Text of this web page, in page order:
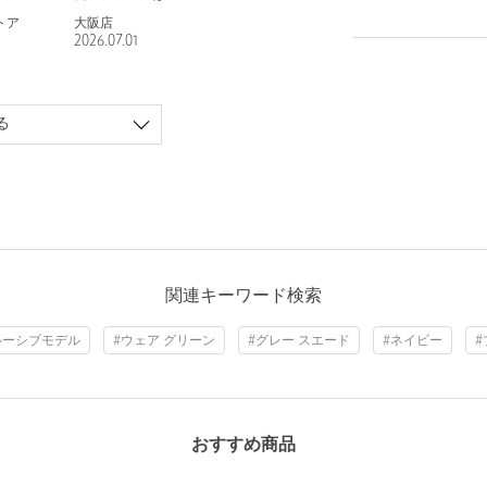
ア
大阪店
2026.07.01
関連キーワード検索
シブモデル #ウェア グリーン #グレー スエード #ネイビー #
おすすめ商品